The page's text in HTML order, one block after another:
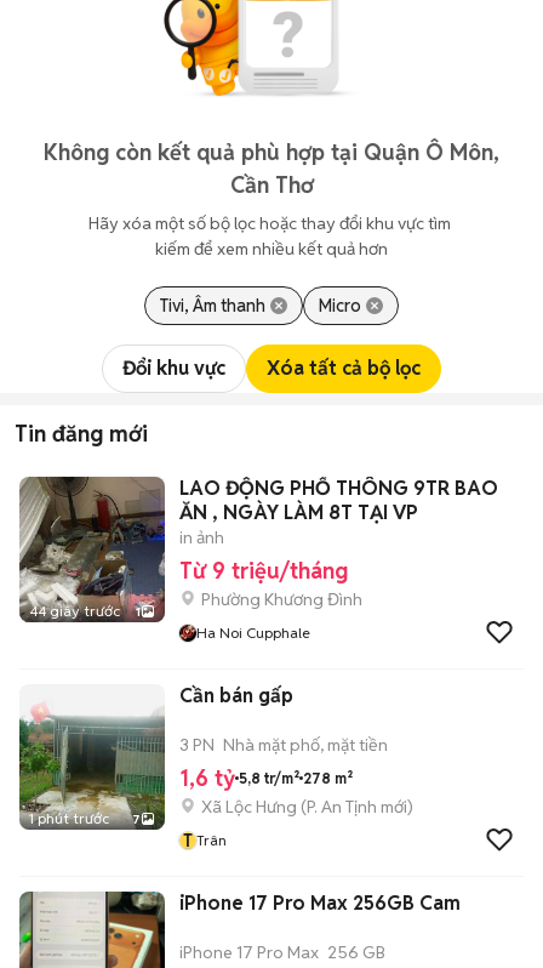
Không còn kết quả phù hợp tại Quận Ô Môn,
Cần Thơ
Hãy xóa một số bộ lọc hoặc thay đổi khu vực tìm
kiếm để xem nhiều kết quả hơn
Tivi, Âm thanh Micro
Đổi khu vực Xóa tất cả bộ lọc
Tin đăng mới
44 giây trước 1
LAO ĐỘNG PHỔ THÔNG 9TR BAO
ĂN , NGÀY LÀM 8T TẠI VP
in ảnh
Từ 9 triệu/tháng
Phường Khương Đình
Ha Noi Cupphale
1 phút trước 7
Cần bán gấp
3 PN Nhà mặt phố, mặt tiền
1,6 tỷ 5,8 tr/m² 278 m²
Xã Lộc Hưng (P. An Tịnh mới)
T Trân
iPhone 17 Pro Max 256GB Cam
iPhone 17 Pro Max 256 GB